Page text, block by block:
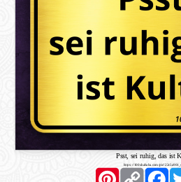
Psst, sei ruhig, das ist
https://100xhahaha.com/
PinterestCopy
Link